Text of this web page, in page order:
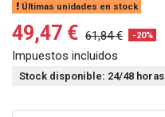
Últimas unidades en stock
49,47 € 61,84 € -20%
Impuestos incluidos
Stock disponible: 24/48 horas